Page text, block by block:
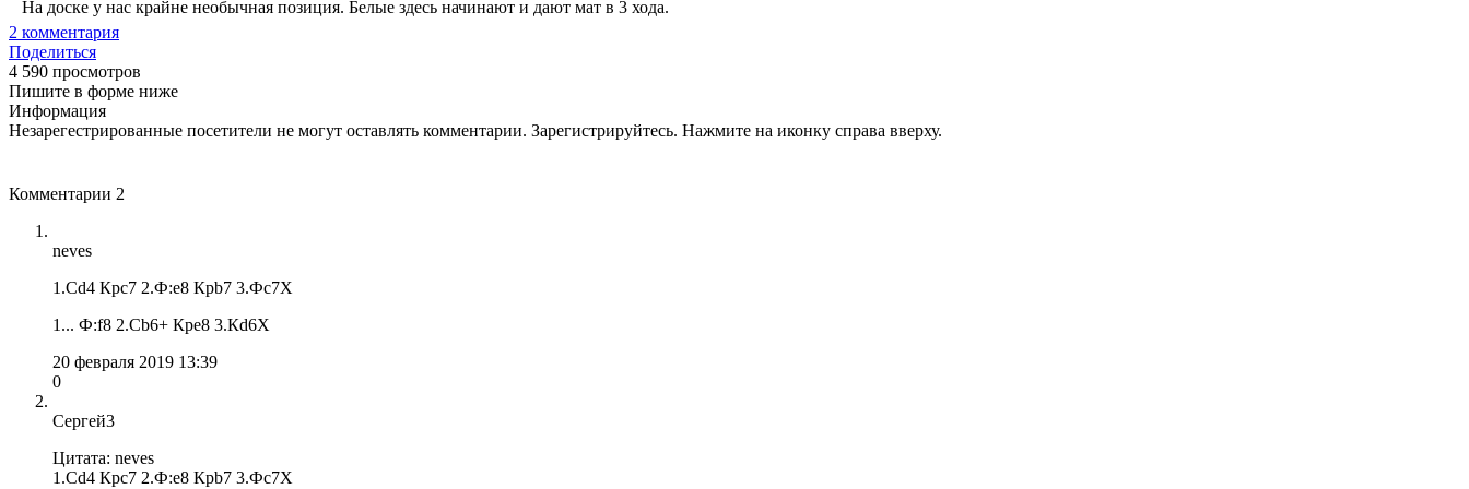
На доске у нас крайне необычная позиция. Белые здесь начинают и дают мат в 3 хода.
2 комментария
Поделиться
4 590 просмотров
Пишите в форме ниже
Информация
Незарегестрированные посетители не могут оставлять комментарии. Зарегистрируйтесь. Нажмите на иконку справа вверху.
Комментарии 2
neves
1.Сd4 Крc7 2.Ф:e8 Крb7 3.Фc7X
1... Ф:f8 2.Сb6+ Крe8 3.Кd6X
20 февраля 2019 13:39
0
Сергей3
Цитата: neves
1.Сd4 Крc7 2.Ф:e8 Крb7 3.Фc7X